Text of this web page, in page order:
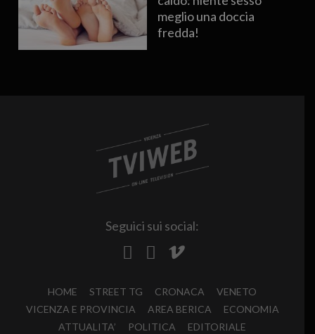
meglio una doccia
fredda!
Seguici sui social:
HOME STREET TG CRONACA
VENETO
VICENZA E PROVINCIA
AREA BERICA
ECONOMIA
ATTUALITA’
POLITICA EDITORIALE